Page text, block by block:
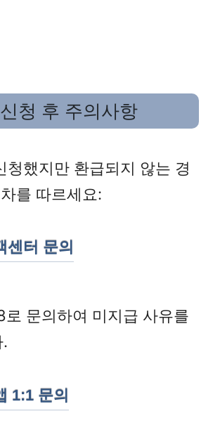
청 후 주의사항
청했지만 환급되지 않는 경
를 따르세요:
센터 문의
문의하여 미지급 사유를
1:1 문의